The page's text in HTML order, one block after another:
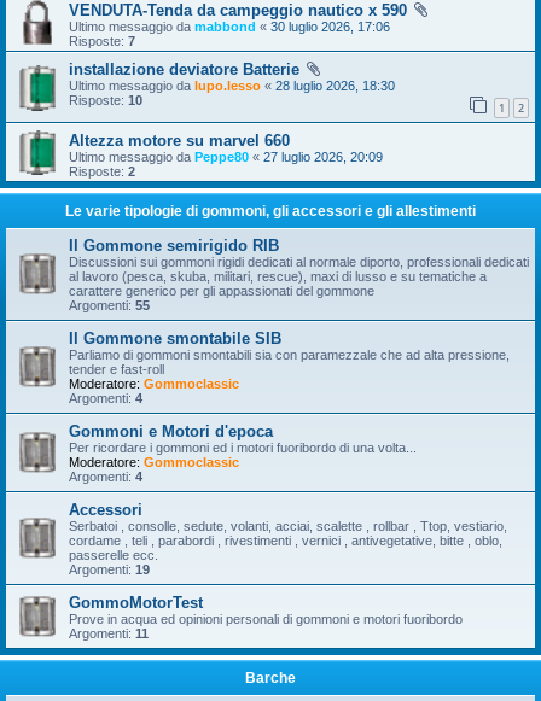
VENDUTA-Tenda da campeggio nautico x 590
Ultimo messaggio da mabbond « 30 luglio 2026, 17:06
Risposte: 7
installazione deviatore Batterie
Ultimo messaggio da lupo.lesso « 28 luglio 2026, 18:30
Risposte: 10 1 2
Altezza motore su marvel 660
Ultimo messaggio da Peppe80 « 27 luglio 2026, 20:09
Risposte: 2
Le varie tipologie di gommoni, gli accessori e gli allestimenti
Il Gommone semirigido RIB
Discussioni sui gommoni rigidi dedicati al normale diporto, professionali dedicati
al lavoro (pesca, skuba, militari, rescue), maxi di lusso e su tematiche a
carattere generico per gli appassionati del gommone
Argomenti: 55
Il Gommone smontabile SIB
Parliamo di gommoni smontabili sia con paramezzale che ad alta pressione,
tender e fast-roll
Moderatore: Gommoclassic
Argomenti: 4
Gommoni e Motori d'epoca
Per ricordare i gommoni ed i motori fuoribordo di una volta...
Moderatore: Gommoclassic
Argomenti: 4
Accessori
Serbatoi , consolle, sedute, volanti, acciai, scalette , rollbar , Ttop, vestiario,
cordame , teli , parabordi , rivestimenti , vernici , antivegetative, bitte , oblo,
passerelle ecc.
Argomenti: 19
GommoMotorTest
Prove in acqua ed opinioni personali di gommoni e motori fuoribordo
Argomenti: 11
Barche